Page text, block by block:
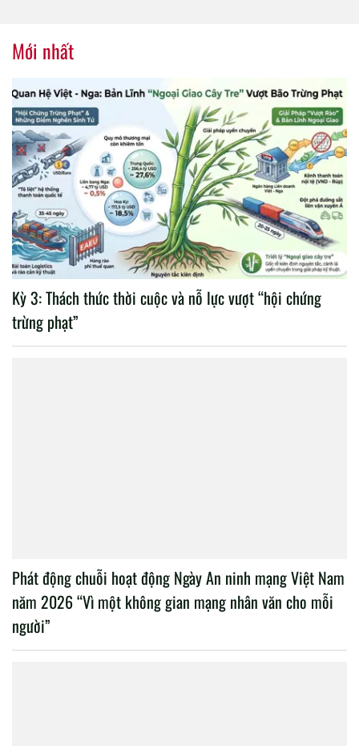
Mới nhất
Kỳ 3: Thách thức thời cuộc và nỗ lực vượt “hội chứng
trừng phạt”
Phát động chuỗi hoạt động Ngày An ninh mạng Việt Nam
năm 2026 “Vì một không gian mạng nhân văn cho mỗi
người”